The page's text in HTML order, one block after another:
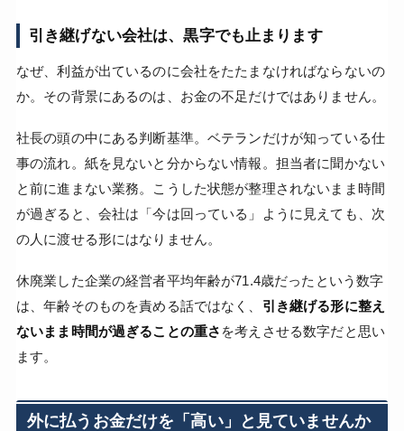
引き継げない会社は、黒字でも止まります
なぜ、利益が出ているのに会社をたたまなければならないの
か。その背景にあるのは、お金の不足だけではありません。
社長の頭の中にある判断基準。ベテランだけが知っている仕
事の流れ。紙を見ないと分からない情報。担当者に聞かない
と前に進まない業務。こうした状態が整理されないまま時間
が過ぎると、会社は「今は回っている」ように見えても、次
の人に渡せる形にはなりません。
休廃業した企業の経営者平均年齢が71.4歳だったという数字
は、年齢そのものを責める話ではなく、 引き継げる形に整え
ないまま時間が過ぎることの重さ を考えさせる数字だと思い
ます。
外に払うお金だけを「高い」と見ていませんか